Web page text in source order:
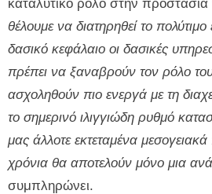
θέλουμε να διατηρηθεί το
δασικό κεφάλαιο οι δασικές
πρέπει να ξαναβρούν τον ρόλο
ασχοληθούν πιο ενεργά με τη
το σημερινό ιλιγγιώδη ρυθμό
μας άλλοτε εκτεταμένα
χρόνια θα αποτελούν μόνο μια
συμπληρώνει.